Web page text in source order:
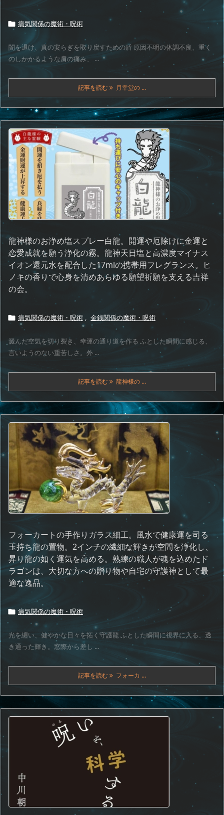
 病気関係の魔術・呪術
闇を退け、真の安らぎを取り戻すための盾 原因不明の体調不良、重く
のしかかるような肩の痛み、 ...
記事を読む 月幸堂の ...
龍神様のお浄め塩スプレー白龍。開運や厄除けに金運と
恋愛成就を願う浄化の霧。龍神天日塩と高濃度マイナス
イオン還元水を配合した17mlの携帯用フレグランス。ヒ
ノキの香りで心身を清めあらゆる願望祈願を支える吉祥
の会。
 病気関係の魔術・呪術 , 金銭関係の魔術・呪術
澱んだ空気を切り裂き、幸運の通り道を作る ふとした瞬間に感じる、
言いようのない重苦しさ。外 ...
記事を読む 龍神様の ...
フォーカートの手作りガラス細工。風水で健康運を司る
玉持ち龍の置物。2インチの繊細な輝きが空間を浄化し、
昇り龍の如く運気を高める。熟練の職人が魂を込めたド
ラゴンは、大切な方への贈り物や自宅の守護神として最
適な逸品。
 病気関係の魔術・呪術
光を纏い、健やかな日々を拓く守護龍 ふとした瞬間に視界に入る、透
き通った輝き。窓際から差し ...
記事を読む フォーカ ...